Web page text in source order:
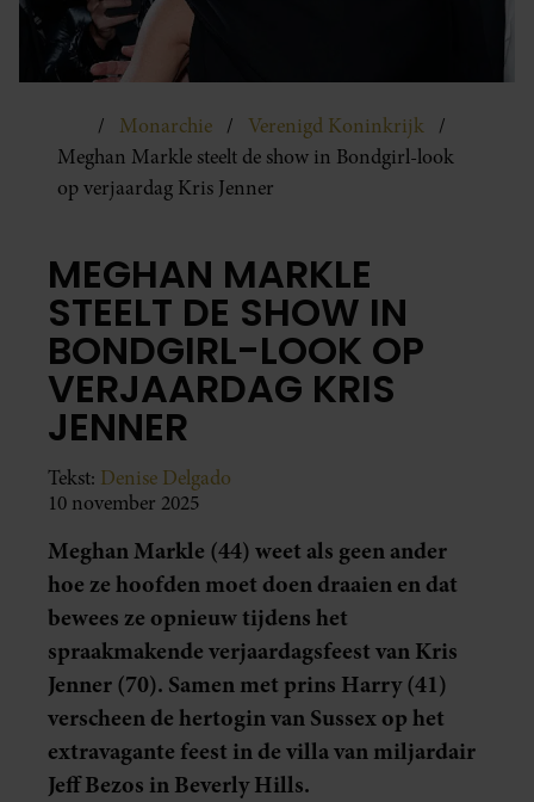
Monarchie
Verenigd Koninkrijk
Meghan Markle steelt de show in Bondgirl-look
op verjaardag Kris Jenner
MEGHAN MARKLE
STEELT DE SHOW IN
BONDGIRL-LOOK OP
VERJAARDAG KRIS
JENNER
Tekst: Denise Delgado
10 november 2025
Meghan Markle (44) weet als geen ander
hoe ze hoofden moet doen draaien en dat
bewees ze opnieuw tijdens het
spraakmakende verjaardagsfeest van Kris
Jenner (70). Samen met prins Harry (41)
verscheen de hertogin van Sussex op het
extravagante feest in de villa van miljardair
Jeff Bezos in Beverly Hills.